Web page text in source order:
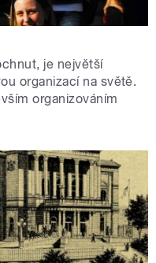
je největší
organizací na světě.
organizováním